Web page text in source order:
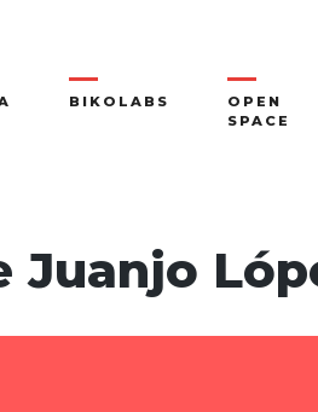
BIKOLABS
OPEN
SPACE
Juanjo